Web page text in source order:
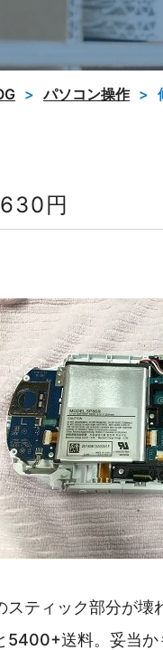
パソコン操作
円
ティック部分が壊
5400+送料。妥当